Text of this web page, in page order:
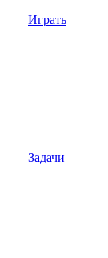
Играть
Задачи